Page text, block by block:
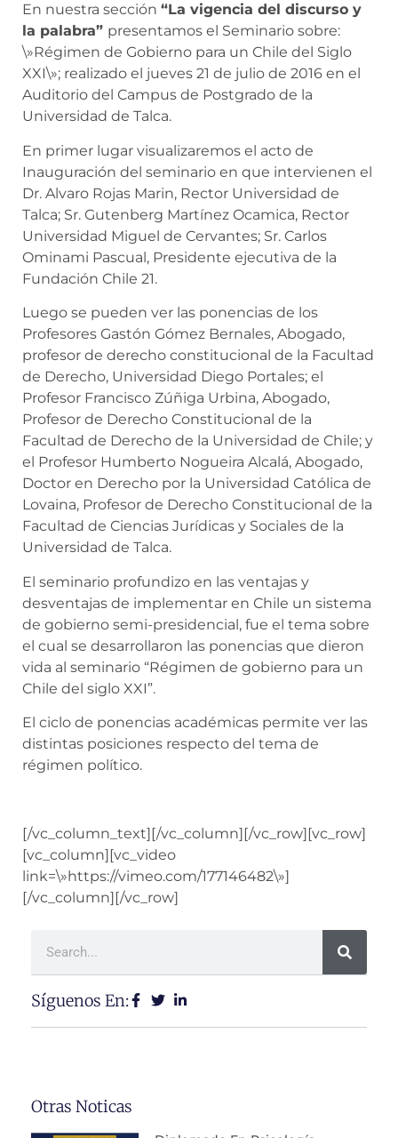
En nuestra sección “La vigencia del discurso y
la palabra” presentamos el Seminario sobre:
\»Régimen de Gobierno para un Chile del Siglo
XXI\»; realizado el jueves 21 de julio de 2016 en el
Auditorio del Campus de Postgrado de la
Universidad de Talca.
En primer lugar visualizaremos el acto de
Inauguración del seminario en que intervienen el
Dr. Alvaro Rojas Marin, Rector Universidad de
Talca; Sr. Gutenberg Martínez Ocamica, Rector
Universidad Miguel de Cervantes; Sr. Carlos
Ominami Pascual, Presidente ejecutiva de la
Fundación Chile 21.
Luego se pueden ver las ponencias de los
Profesores Gastón Gómez Bernales, Abogado,
profesor de derecho constitucional de la Facultad
de Derecho, Universidad Diego Portales; el
Profesor Francisco Zúñiga Urbina, Abogado,
Profesor de Derecho Constitucional de la
Facultad de Derecho de la Universidad de Chile; y
el Profesor Humberto Nogueira Alcalá, Abogado,
Doctor en Derecho por la Universidad Católica de
Lovaina, Profesor de Derecho Constitucional de la
Facultad de Ciencias Jurídicas y Sociales de la
Universidad de Talca.
El seminario profundizo en las ventajas y
desventajas de implementar en Chile un sistema
de gobierno semi-presidencial, fue el tema sobre
el cual se desarrollaron las ponencias que dieron
vida al seminario “Régimen de gobierno para un
Chile del siglo XXI”.
El ciclo de ponencias académicas permite ver las
distintas posiciones respecto del tema de
régimen político.
[/vc_column_text][/vc_column][/vc_row][vc_row]
[vc_column][vc_video
link=\»https://vimeo.com/177146482\»]
[/vc_column][/vc_row]
Síguenos En:
Otras Noticas